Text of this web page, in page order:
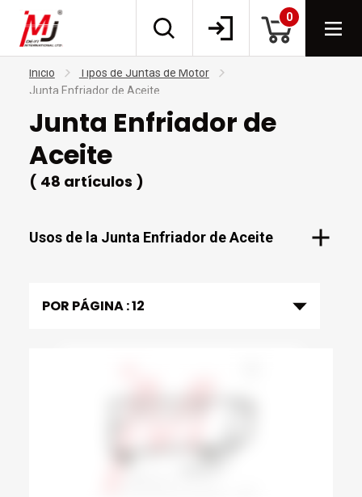
0
Inicio
Tipos de Juntas de Motor
Junta Enfriador de Aceite
Junta Enfriador de
Aceite
( 48 artículos )
Usos de la Junta Enfriador de Aceite
POR PÁGINA :12